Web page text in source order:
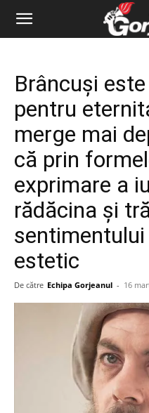
Brâncuşi
pentru
merge mai
că prin
exprimare a
rădăcina şi
estetic
De către Echipa Gorjeanul - 16